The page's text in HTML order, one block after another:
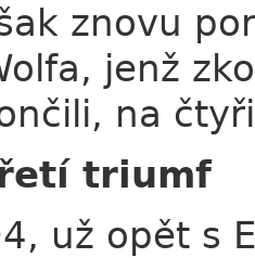
znovu
jenž
na
triumf
už opět s